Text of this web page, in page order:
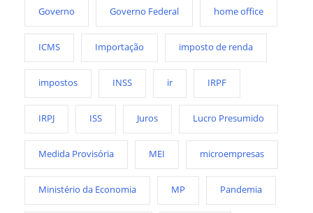
Governo Governo Federal home office
ICMS Importação imposto de renda
impostos INSS ir IRPF
IRPJ ISS Juros Lucro Presumido
Medida Provisória MEI microempresas
Ministério da Economia MP Pandemia